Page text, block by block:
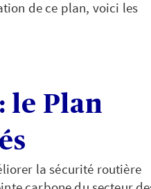
de ce plan, voici les
le Plan
la sécurité routière